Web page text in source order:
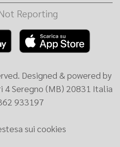
Reporting
Scarica
l’app
Reporting
dall’Apple
Store.
Designed & powered by
4 Seregno (MB) 20831 Italia
933197
sui cookies